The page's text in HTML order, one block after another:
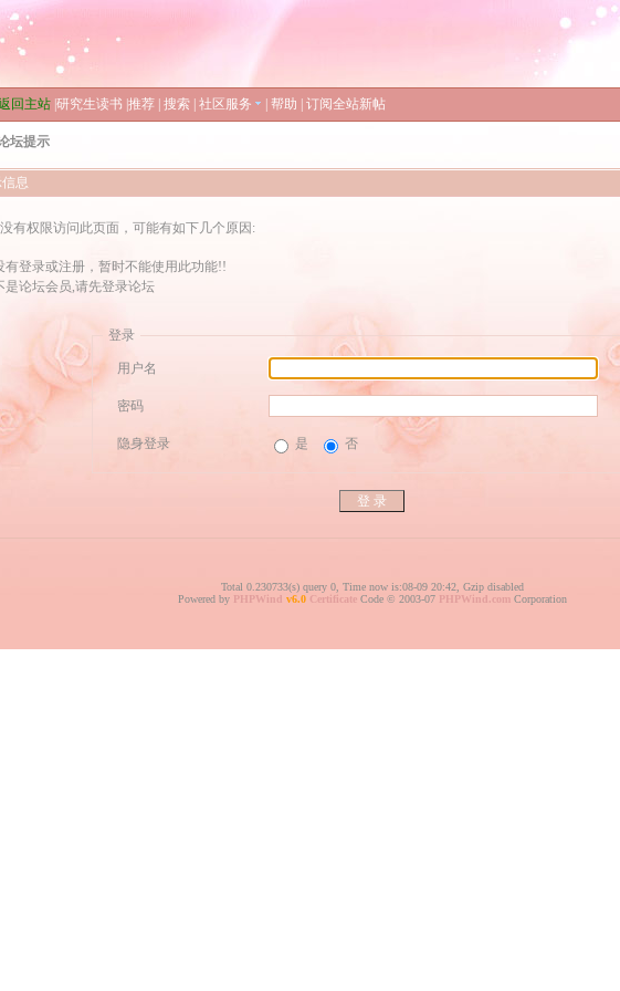
回主站 研究生读书 推荐 搜索 社区服务 帮助 订阅全站新帖
坛提示
息
有权限访问此页面，可能有如下几个原因:
有登录或注册，暂时不能使用此功能!!
是论坛会员,请先登录论坛
登录
用户名
密码
隐身登录 是 否
Total 0.230733(s) query 0, Time now is:08-09 20:42, Gzip disabled
Powered by PHPWind v6.0 Certificate Code © 2003-07 PHPWind.com Corporation